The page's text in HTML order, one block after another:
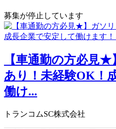
募集が停止しています
【車通勤の方必見
あり！未経験OK！
働け...
トランコムSC株式会社